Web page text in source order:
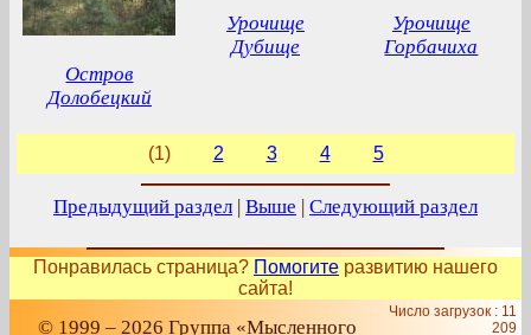
Остров
Долобецкий
Урочище
Дубище
Урочище
Горбачиха
(1) 2 3 4 5
Предыдущий раздел | Выше | Следующий раздел
Понравилась страница? Помогите развитию нашего
сайта!
© 1999 – 2026 Группа «Мысленного
Число загрузок : 11
209